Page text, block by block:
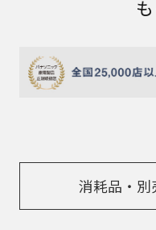
消耗品・